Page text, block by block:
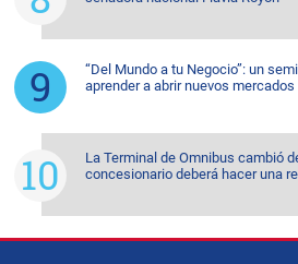
“Del Mundo a tu Negocio”: un
aprender a abrir nuevos mercados
La Terminal de Omnibus cambió
concesionario deberá hacer una